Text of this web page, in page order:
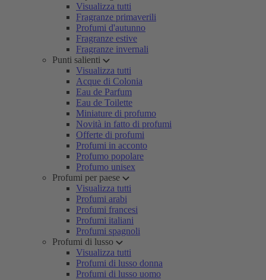
Visualizza tutti
Fragranze primaverili
Profumi d'autunno
Fragranze estive
Fragranze invernali
Punti salienti
Visualizza tutti
Acque di Colonia
Eau de Parfum
Eau de Toilette
Miniature di profumo
Novità in fatto di profumi
Offerte di profumi
Profumi in acconto
Profumo popolare
Profumo unisex
Profumi per paese
Visualizza tutti
Profumi arabi
Profumi francesi
Profumi italiani
Profumi spagnoli
Profumi di lusso
Visualizza tutti
Profumi di lusso donna
Profumi di lusso uomo